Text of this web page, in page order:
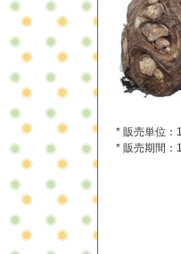
* 販売単位：
* 販売期間：